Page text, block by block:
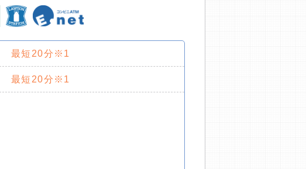
最短20分※1
最短20分※1